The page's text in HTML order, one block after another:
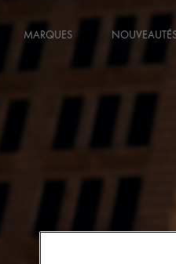
MARQUES